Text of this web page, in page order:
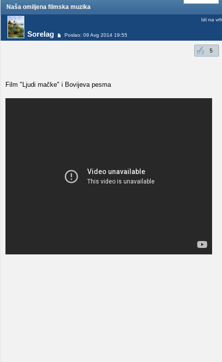
Naša omiljena filmska muzika
Sorelag Poslao: 09 Avg 2014 19:55
Idi na vrh
5
Film "Ljudi mačke" i Bovijeva pesma